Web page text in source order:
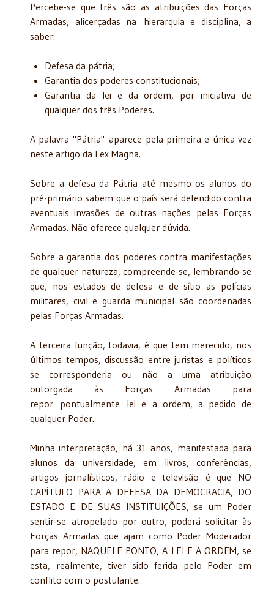
Percebe-se que três são as atribuições das Forças
Armadas, alicerçadas na hierarquia e disciplina, a
saber:
Defesa da pátria;
Garantia dos poderes constitucionais;
Garantia da lei e da ordem, por iniciativa de
qualquer dos três Poderes.
A palavra "Pátria" aparece pela primeira e única vez
neste artigo da Lex Magna.
Sobre a defesa da Pátria até mesmo os alunos do
pré-primário sabem que o país será defendido contra
eventuais invasões de outras nações pelas Forças
Armadas. Não oferece qualquer dúvida.
Sobre a garantia dos poderes contra manifestações
de qualquer natureza, compreende-se, lembrando-se
que, nos estados de defesa e de sítio as polícias
militares, civil e guarda municipal são coordenadas
pelas Forças Armadas.
A terceira função, todavia, é que tem merecido, nos
últimos tempos, discussão entre juristas e políticos
se corresponderia ou não a uma atribuição
outorgada às Forças Armadas para
repor pontualmente lei e a ordem, a pedido de
qualquer Poder.
Minha interpretação, há 31 anos, manifestada para
alunos da universidade, em livros, conferências,
artigos jornalísticos, rádio e televisão é que NO
CAPÍTULO PARA A DEFESA DA DEMOCRACIA, DO
ESTADO E DE SUAS INSTITUIÇÕES, se um Poder
sentir-se atropelado por outro, poderá solicitar às
Forças Armadas que ajam como Poder Moderador
para repor, NAQUELE PONTO, A LEI E A ORDEM, se
esta, realmente, tiver sido ferida pelo Poder em
conflito com o postulante.